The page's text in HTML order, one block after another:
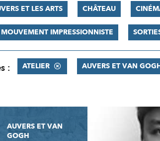
ET LES ARTS CHÂTEAU
MOUVEMENT IMPRESSIONNISTE
: ATELIER AUVERS ET VAN
AUVERS ET VAN
GOGH